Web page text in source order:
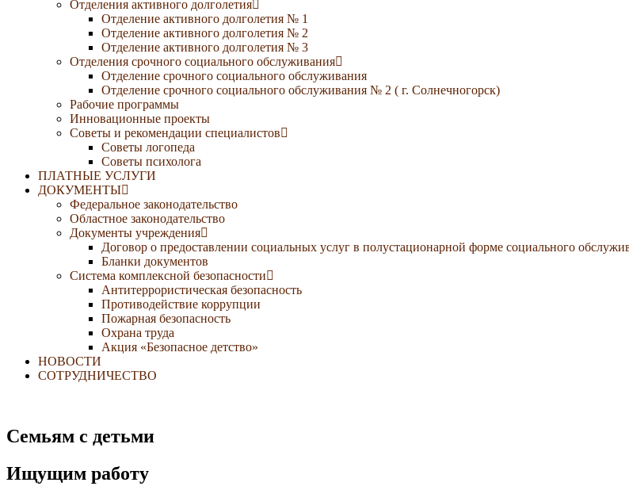
Отделения активного долголетия
Отделение активного долголетия № 1
Отделение активного долголетия № 2
Отделение активного долголетия № 3
Отделения срочного социального обслуживания
Отделение срочного социального обслуживания
Отделение срочного социального обслуживания № 2 ( г. Солнечногорск)
Рабочие программы
Инновационные проекты
Советы и рекомендации специалистов
Советы логопеда
Советы психолога
ПЛАТНЫЕ УСЛУГИ
ДОКУМЕНТЫ
Федеральное законодательство
Областное законодательство
Документы учреждения
Договор о предоставлении социальных услуг в полустационарной форме социального
Бланки документов
Система комплексной безопасности
Антитеррористическая безопасность
Противодействие коррупции
Пожарная безопасность
Охрана труда
Акция «Безопасное детство»
НОВОСТИ
СОТРУДНИЧЕСТВО
Семьям с детьми
Ищущим работу